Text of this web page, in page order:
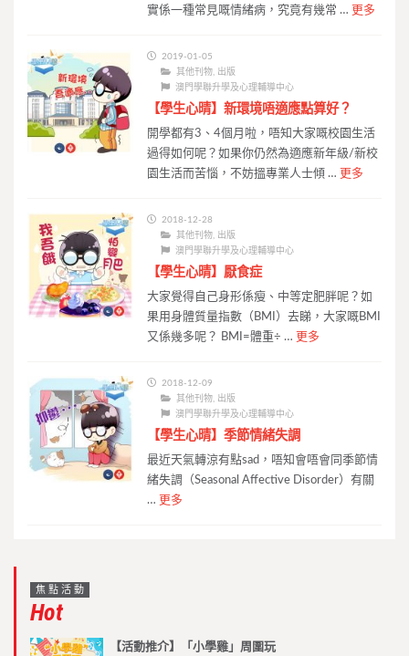
實係一種常見嘅情緒病，究竟有幾常 … 更多
2019-01-05
其他刊物, 出版
澳門學聯升學及心理輔導中心
【學生心晴】新環境唔適應點算好？
開學都有3、4個月啦，唔知大家嘅校園生活
過得如何呢？如果你仍然為適應新年級/新校
園生活而苦惱，不妨搵專業人士傾 … 更多
2018-12-28
其他刊物, 出版
澳門學聯升學及心理輔導中心
【學生心晴】厭食症
大家覺得自己身形係瘦、中等定肥胖呢？如
果用身體質量指數（BMI）去睇，大家嘅BMI
又係幾多呢？ BMI=體重÷ … 更多
2018-12-09
其他刊物, 出版
澳門學聯升學及心理輔導中心
【學生心晴】季節情緒失調
最近天氣轉涼有點sad，唔知會唔會同季節情
緒失調（Seasonal Affective Disorder）有關
… 更多
焦點活動
Hot
【活動推介】「小學雞」周圍玩